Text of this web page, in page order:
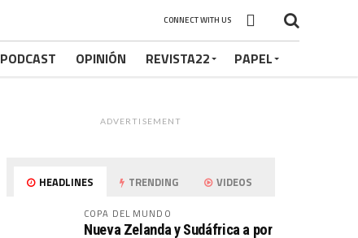
CONNECT WITH US
PODCAST OPINIÓN REVISTA22 PAPEL
ADVERTISEMENT
HEADLINES TRENDING VIDEOS
COPA DEL MUNDO
Nueva Zelanda y Sudáfrica a por